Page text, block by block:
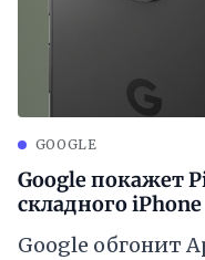
GOOGLE
Google покажет
складного iPhone
Google обгонит